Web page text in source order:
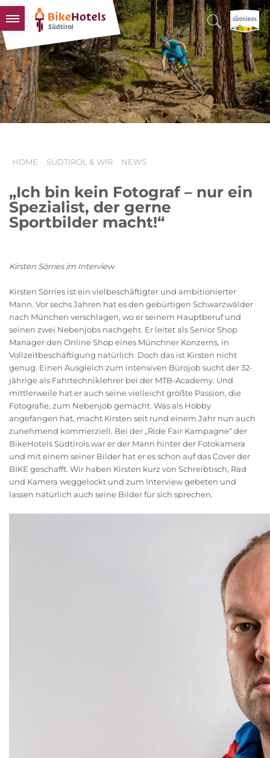
BIKEHOTELS
HOTELS & PAKETE
TOUREN & REVIERE
SÜDTIROL & WIR
HOME SÜDTIROL & WIR NEWS
„Ich bin kein Fotograf – nur ein
Spezialist, der gerne
Sportbilder macht!“
Kirsten Sörries im Interview
Kirsten Sörries ist ein vielbeschäftigter und ambitionierter
Mann. Vor sechs Jahren hat es den gebürtigen Schwarzwälder
nach München verschlagen, wo er seinem Hauptberuf und
seinen zwei Nebenjobs nachgeht. Er leitet als Senior Shop
Manager den Online Shop eines Münchner Konzerns, in
Vollzeitbeschäftigung natürlich. Doch das ist Kirsten nicht
genug. Einen Ausgleich zum intensiven Bürojob sucht der 32-
jährige als Fahrtechniklehrer bei der MTB-Academy. Und
mittlerweile hat er auch seine vielleicht größte Passion, die
Fotografie, zum Nebenjob gemacht. Was als Hobby
angefangen hat, macht Kirsten seit rund einem Jahr nun auch
zunehmend kommerziell. Bei der „Ride Fair Kampagne“ der
BikeHotels Südtirols war er der Mann hinter der Fotokamera
und mit einem seiner Bilder hat er es schon auf das Cover der
BIKE geschafft. Wir haben Kirsten kurz von Schreibtisch, Rad
und Kamera weggelockt und zum Interview gebeten und
lassen natürlich auch seine Bilder für sich sprechen.